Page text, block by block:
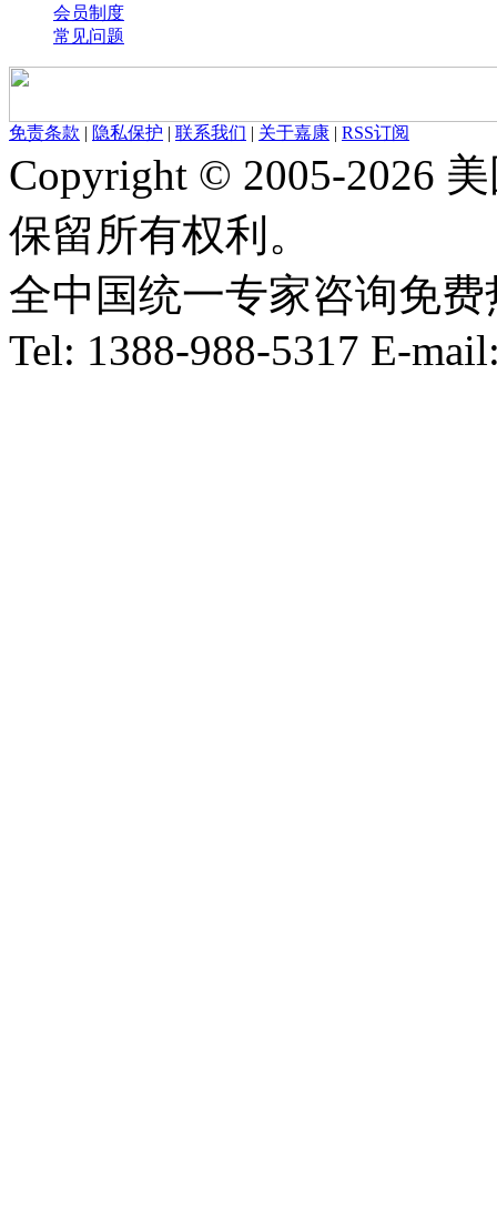
会员制度
常见问题
免责条款 | 隐私保护 | 联系我们 | 关于嘉康 | RSS订阅
Copyright © 2005-2026
保留所有权利。
全中国统一专家咨询免费
Tel: 1388-988-5317 E-